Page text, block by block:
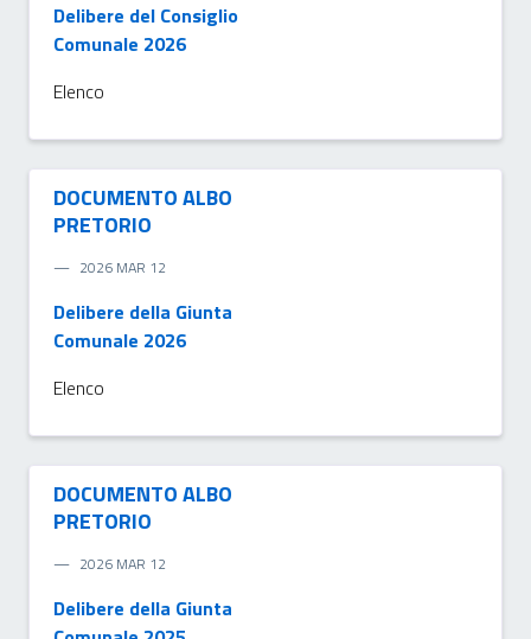
Delibere del Consiglio
Comunale 2026
Elenco
DOCUMENTO ALBO
PRETORIO
2026 MAR 12
Delibere della Giunta
Comunale 2026
Elenco
DOCUMENTO ALBO
PRETORIO
2026 MAR 12
Delibere della Giunta